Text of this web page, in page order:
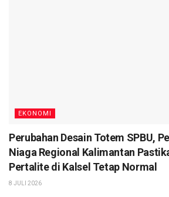
EKONOMI
Perubahan Desain Totem SPBU,
Niaga Regional Kalimantan
Pertalite di Kalsel Tetap Normal
8 JULI 2026